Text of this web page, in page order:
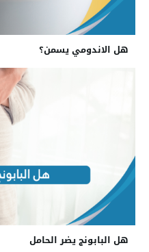
هل الاندومي يسمن؟
هل البابونج يضر الحامل